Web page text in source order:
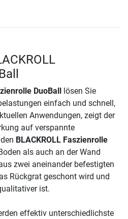
DuoBall
lösen Sie
einfach und schnell,
Anwendungen, zeigt der
auf verspannte
BLACKROLL Faszienrolle
als auch an der Wand
zwei aneinander befestigten
Rückgrat geschont wird und
ist.
effektiv unterschiedlichste